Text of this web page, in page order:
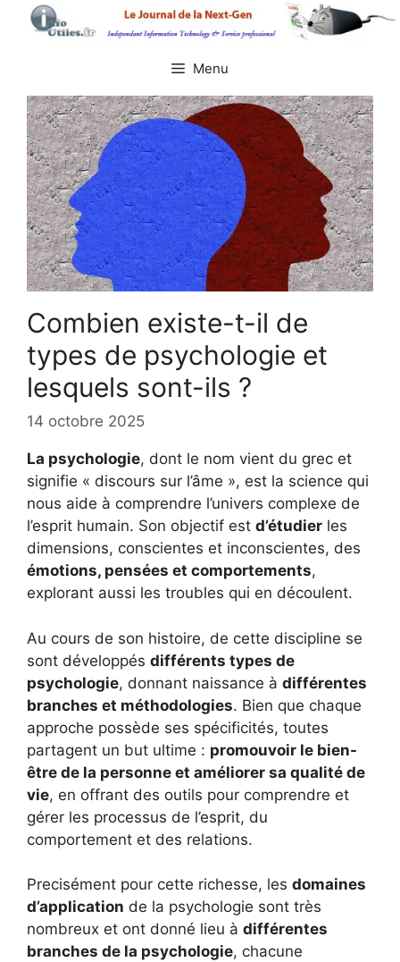
Aller
Menu
Combien existe-t-il de
types de psychologie et
lesquels sont-ils ?
14 octobre 2025
La psychologie, dont le nom vient du grec et
signifie « discours sur l’âme », est la science qui
nous aide à comprendre l’univers complexe de
l’esprit humain. Son objectif est d’étudier les
dimensions, conscientes et inconscientes, des
émotions, pensées et comportements,
explorant aussi les troubles qui en découlent.
Au cours de son histoire, de cette discipline se
sont développés différents types de
psychologie, donnant naissance à différentes
branches et méthodologies. Bien que chaque
approche possède ses spécificités, toutes
partagent un but ultime : promouvoir le bien-
être de la personne et améliorer sa qualité de
vie, en offrant des outils pour comprendre et
gérer les processus de l’esprit, du
comportement et des relations.
Precisément pour cette richesse, les domaines
d’application de la psychologie sont très
nombreux et ont donné lieu à différentes
branches de la psychologie, chacune